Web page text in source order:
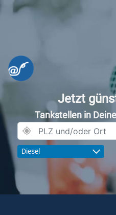
Jetzt
Tankstellen in
Diesel